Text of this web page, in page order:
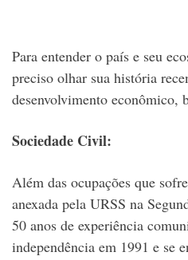
Para entender o país e seu
preciso olhar sua história
desenvolvimento econômico,
Sociedade Civil:
Além das ocupações que
anexada pela URSS na
50 anos de experiência
independência em 1991 e se